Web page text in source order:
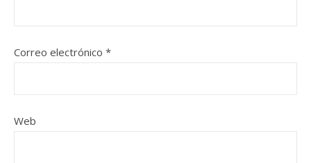
Correo electrónico *
Web